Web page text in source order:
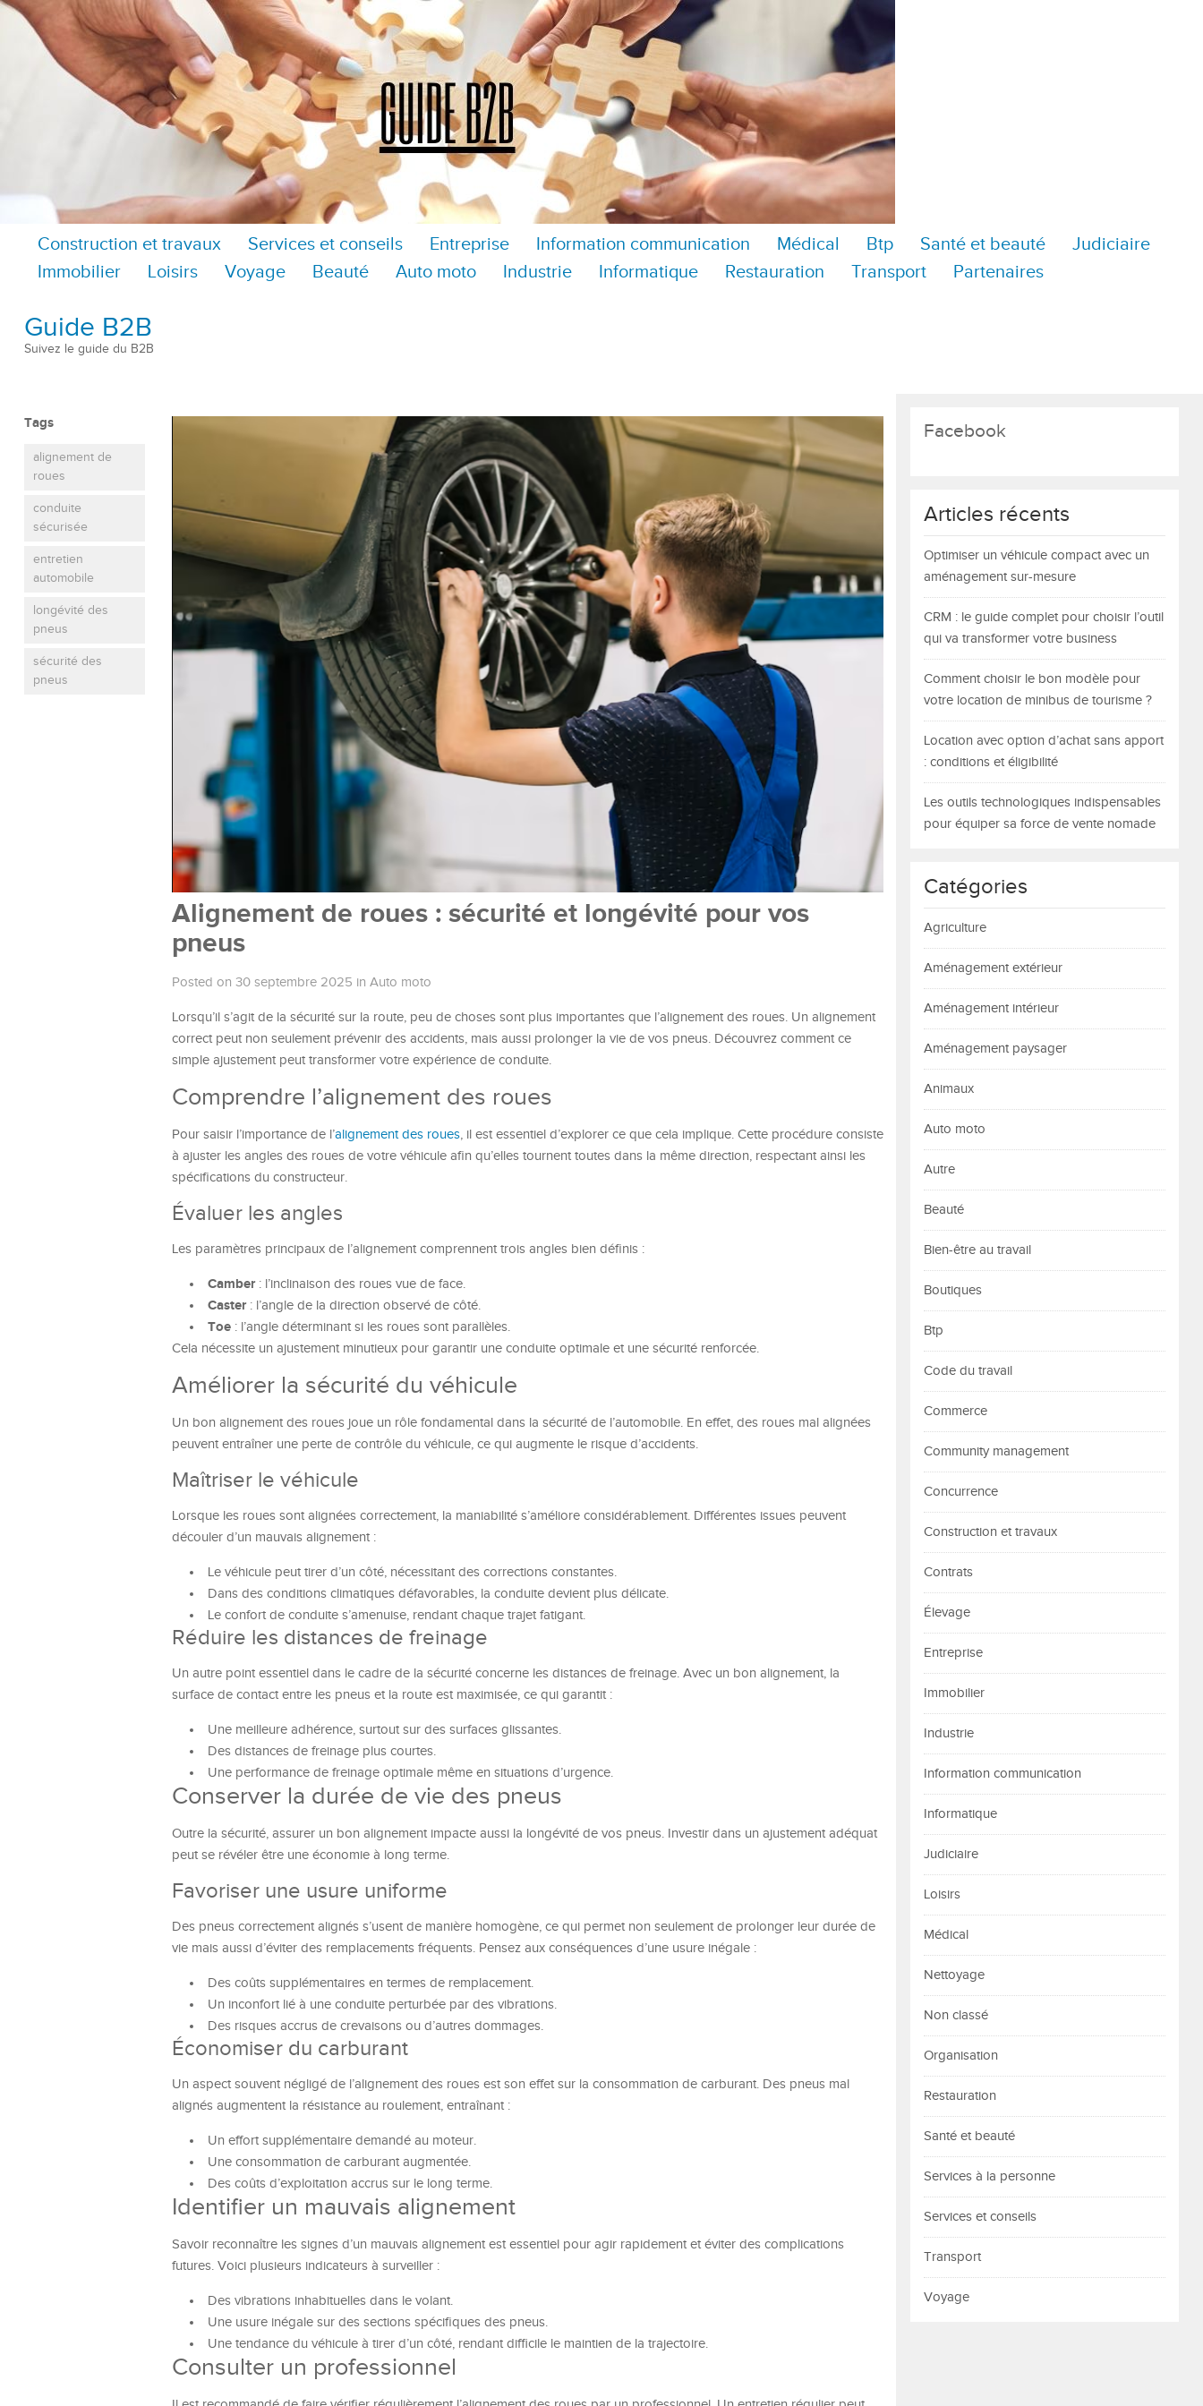
Construction et travaux Services et conseils Entreprise Information communication Médical Btp Santé et beauté
Judiciaire
Immobilier
Loisirs Voyage Beauté Auto moto Industrie Informatique Restauration Transport Partenaires
Guide B2B
Suivez le guide du B2B
Tags
alignement de
roues
conduite
sécurisée
entretien
automobile
longévité des
pneus
sécurité des
pneus
Alignement de roues : sécurité et longévité pour vos
pneus
Posted on 30 septembre 2025 in Auto moto
Lorsqu’il s’agit de la sécurité sur la route, peu de choses sont plus importantes que l’alignement des roues. Un alignement
correct peut non seulement prévenir des accidents, mais aussi prolonger la vie de vos pneus. Découvrez comment ce
simple ajustement peut transformer votre expérience de conduite.
Comprendre l’alignement des roues
Pour saisir l’importance de l’alignement des roues, il est essentiel d’explorer ce que cela implique. Cette procédure consiste
à ajuster les angles des roues de votre véhicule afin qu’elles tournent toutes dans la même direction, respectant ainsi les
spécifications du constructeur.
Évaluer les angles
Les paramètres principaux de l’alignement comprennent trois angles bien définis :
Camber: l’inclinaison des roues vue de face.
Caster: l’angle de la direction observé de côté.
Toe : l’angle déterminant si les roues sont parallèles.
Cela nécessite un ajustement minutieux pour garantir une conduite optimale et une sécurité renforcée.
Améliorer la sécurité du véhicule
Un bon alignement des roues joue un rôle fondamental dans la sécurité de l’automobile. En effet, des roues mal alignées
peuvent entraîner une perte de contrôle du véhicule, ce qui augmente le risque d’accidents.
Maîtriser le véhicule
Lorsque les roues sont alignées correctement, la maniabilité s’améliore considérablement. Différentes issues peuvent
découler d’un mauvais alignement :
Le véhicule peut tirer d’un côté, nécessitant des corrections constantes.
Dans des conditions climatiques défavorables, la conduite devient plus délicate.
Le confort de conduite s’amenuise, rendant chaque trajet fatigant.
Réduire les distances de freinage
Un autre point essentiel dans le cadre de la sécurité concerne les distances de freinage. Avec un bon alignement, la
surface de contact entre les pneus et la route est maximisée, ce qui garantit :
Une meilleure adhérence, surtout sur des surfaces glissantes.
Des distances de freinage plus courtes.
Une performance de freinage optimale même en situations d’urgence.
Conserver la durée de vie des pneus
Outre la sécurité, assurer un bon alignement impacte aussi la longévité de vos pneus. Investir dans un ajustement adéquat
peut se révéler être une économie à long terme.
Favoriser une usure uniforme
Des pneus correctement alignés s’usent de manière homogène, ce qui permet non seulement de prolonger leur durée de
vie mais aussi d’éviter des remplacements fréquents. Pensez aux conséquences d’une usure inégale :
Des coûts supplémentaires en termes de remplacement.
Un inconfort lié à une conduite perturbée par des vibrations.
Des risques accrus de crevaisons ou d’autres dommages.
Économiser du carburant
Un aspect souvent négligé de l’alignement des roues est son effet sur la consommation de carburant. Des pneus mal
alignés augmentent la résistance au roulement, entraînant :
Un effort supplémentaire demandé au moteur.
Une consommation de carburant augmentée.
Des coûts d’exploitation accrus sur le long terme.
Identifier un mauvais alignement
Savoir reconnaître les signes d’un mauvais alignement est essentiel pour agir rapidement et éviter des complications
futures. Voici plusieurs indicateurs à surveiller :
Des vibrations inhabituelles dans le volant.
Une usure inégale sur des sections spécifiques des pneus.
Une tendance du véhicule à tirer d’un côté, rendant difficile le maintien de la trajectoire.
Consulter un professionnel
Facebook
Articles récents
Optimiser un véhicule compact avec un
aménagement sur-mesure
CRM : le guide complet pour choisir l’outil
qui va transformer votre business
Comment choisir le bon modèle pour
votre location de minibus de tourisme ?
Location avec option d’achat sans apport
: conditions et éligibilité
Les outils technologiques indispensables
pour équiper sa force de vente nomade
Catégories
Agriculture
Aménagement extérieur
Aménagement intérieur
Aménagement paysager
Animaux
Auto moto
Autre
Beauté
Bien-être au travail
Boutiques
Btp
Code du travail
Commerce
Community management
Concurrence
Construction et travaux
Contrats
Élevage
Entreprise
Immobilier
Industrie
Information communication
Informatique
Judiciaire
Loisirs
Médical
Nettoyage
Non classé
Organisation
Restauration
Santé et beauté
Services à la personne
Services et conseils
Transport
Voyage